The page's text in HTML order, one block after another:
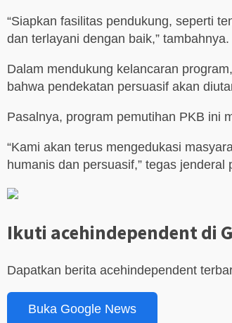
“Siapkan fasilitas pendukung, seperti
dan terlayani dengan baik,” tambahnya.
Dalam mendukung kelancaran
bahwa pendekatan persuasif akan
Pasalnya, program pemutihan PKB ini
“Kami akan terus mengedukasi
humanis dan persuasif,” tegas
Ikuti acehindependent di
Dapatkan berita acehindependent
Buka Google News